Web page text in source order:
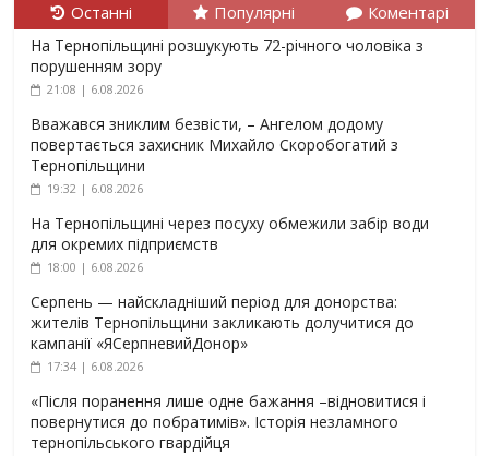
Останні Популярні Коментарі
На Тернопільщині розшукують 72-річного чоловіка з
порушенням зору
21:08 | 6.08.2026
Вважався зниклим безвісти, – Ангелом додому
повертається захисник Михайло Скоробогатий з
Тернопільщини
19:32 | 6.08.2026
На Тернопільщині через посуху обмежили забір води
для окремих підприємств
18:00 | 6.08.2026
Серпень — найскладніший період для донорства:
жителів Тернопільщини закликають долучитися до
кампанії «ЯСерпневийДонор»
17:34 | 6.08.2026
«Після поранення лише одне бажання –відновитися і
повернутися до побратимів». Історія незламного
тернопільського гвардійця